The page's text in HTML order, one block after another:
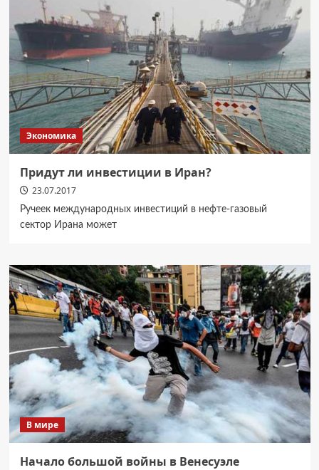
Экономика
Придут ли инвестиции в Иран?
23.07.2017
Ручеек международных инвестиций в нефте-газовый
сектор Ирана может
В мире
Начало большой войны в Венесуэле